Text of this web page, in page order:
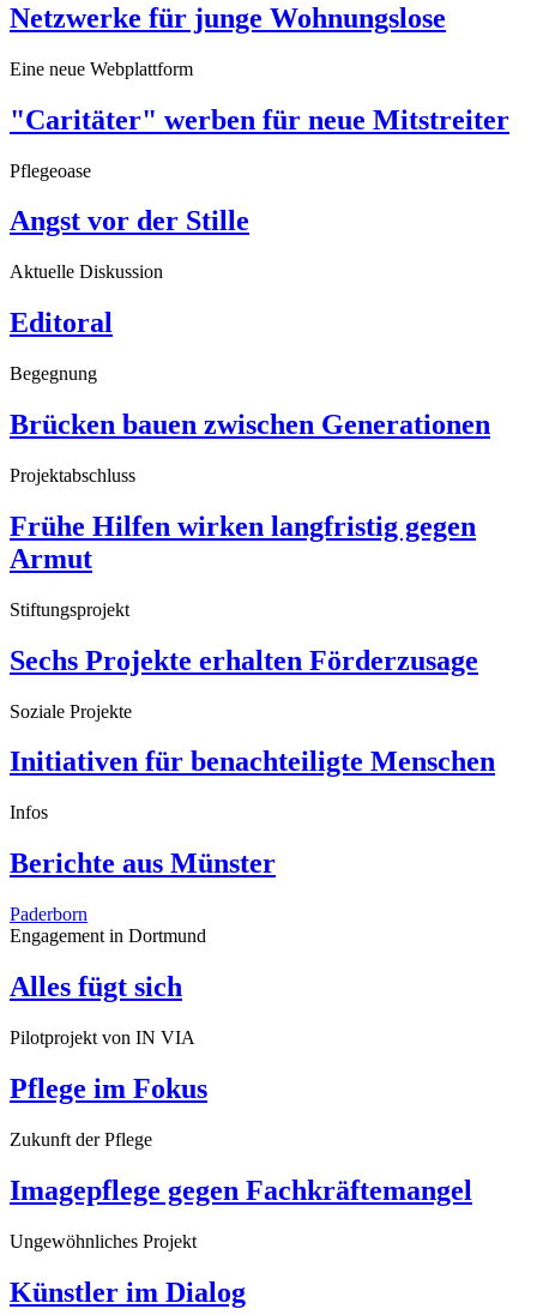
Netzwerke für junge Wohnungslose
Eine neue Webplattform
"Caritäter" werben für neue Mitstreiter
Pflegeoase
Angst vor der Stille
Aktuelle Diskussion
Editoral
Begegnung
Brücken bauen zwischen Generationen
Projektabschluss
Frühe Hilfen wirken langfristig gegen
Armut
Stiftungsprojekt
Sechs Projekte erhalten Förderzusage
Soziale Projekte
Initiativen für benachteiligte Menschen
Infos
Berichte aus Münster
Paderborn
Engagement in Dortmund
Alles fügt sich
Pilotprojekt von IN VIA
Pflege im Fokus
Zukunft der Pflege
Imagepflege gegen Fachkräftemangel
Ungewöhnliches Projekt
Künstler im Dialog